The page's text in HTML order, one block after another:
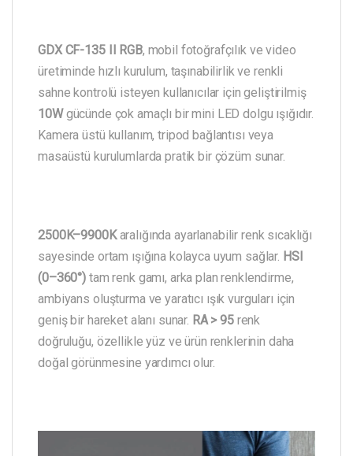
GDX CF-135 II RGB, mobil fotoğrafçılık ve video
üretiminde hızlı kurulum, taşınabilirlik ve renkli
sahne kontrolü isteyen kullanıcılar için geliştirilmiş
10Wgücünde çok amaçlı bir mini LED dolgu ışığıdır.
Kamera üstü kullanım, tripod bağlantısı veya
masaüstü kurulumlarda pratik bir çözüm sunar.
2500K–9900Karalığında ayarlanabilir renk sıcaklığı
sayesinde ortam ışığına kolayca uyum sağlar. HSI
(0–360°) tam renk gamı, arka plan renklendirme,
ambiyans oluşturma ve yaratıcı ışık vurguları için
geniş bir hareket alanı sunar. RA > 95renk
doğruluğu, özellikle yüz ve ürün renklerinin daha
doğal görünmesine yardımcı olur.